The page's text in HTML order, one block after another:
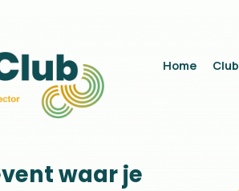
Home Club
waar je